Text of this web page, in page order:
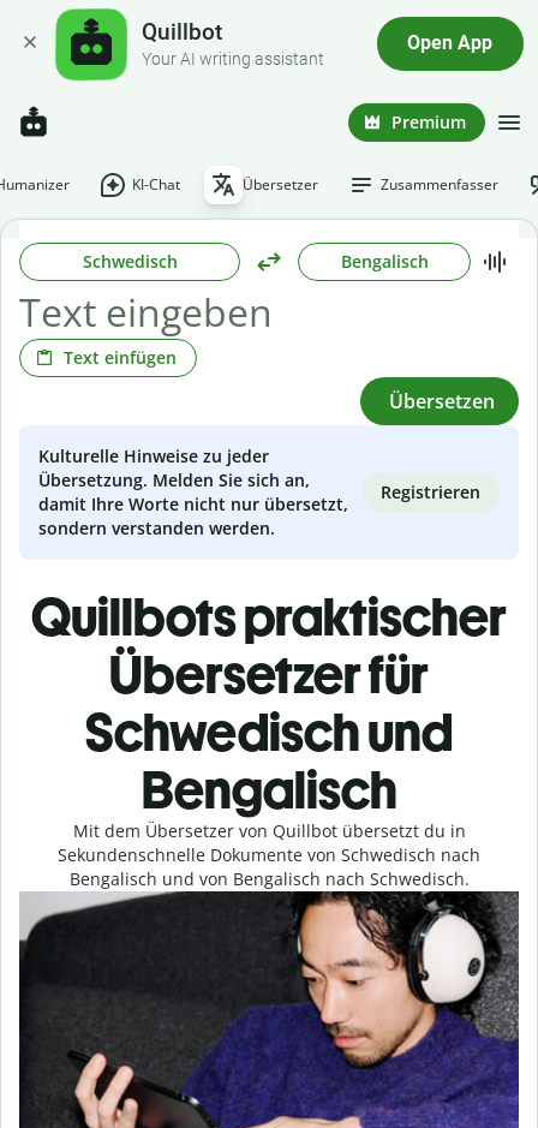
Quillbot
Your AI writing assistant
Open App
Premium
KI-Chat Übersetzer Zusammenfasser
Schwedisch Bengalisch
Text einfügen
Übersetzen
Kulturelle Hinweise zu jeder
Übersetzung. Melden Sie sich an,
damit Ihre Worte nicht nur übersetzt,
sondern verstanden werden.
Registrieren
Quillbots praktischer
Übersetzer für
Schwedisch und
Bengalisch
Mit dem Übersetzer von Quillbot übersetzt du in
Sekundenschnelle Dokumente von Schwedisch nach
Bengalisch und von Bengalisch nach Schwedisch.